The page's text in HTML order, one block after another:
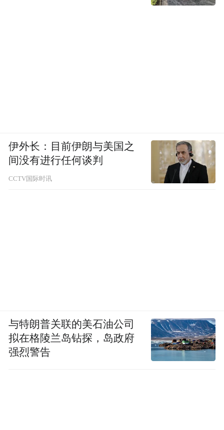
伊外长：目前伊朗与美国之
间没有进行任何谈判
CCTV国际时讯
与特朗普关联的美石油公司
拟在格陵兰岛钻探，岛政府
强烈警告